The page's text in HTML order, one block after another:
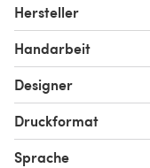
Hersteller
Handarbeit
Designer
Druckformat
Sprache